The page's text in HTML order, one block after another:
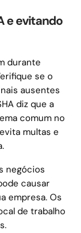
e evitando
durante
se o
ausentes
diz que a
comum no
multas e
negócios
causar
empresa. Os
de trabalho